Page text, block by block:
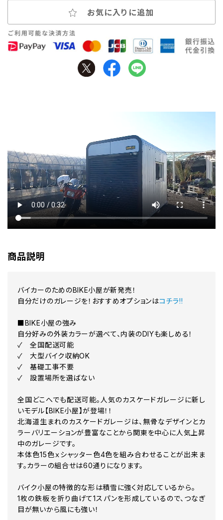
お気に入りに追加
商品説明
バイカーのためのBIKE小屋が新発売！
自分だけのガレージを！おすすめオプションはコチラ!!
■BIKE小屋の強み
自分好みの外装カラーが選べて、内装のDIYも楽しめる！
✓ 全国配送可能
✓ 大型バイク収納OK
✓ 基礎工事不要
✓ 設置場所を選ばない
全国どこへでも配送可能。人気のカスケードガレージに新し
いモデル【BIKE小屋】が登場！！
北海道生まれのカスケードガレージは、無骨なデザインとカ
ラーバリエーションが豊富なことから関東を中心に人気上昇
中のガレージです。
本体色15色ｘシャッター色4色を組み合わせることが出来ま
す。カラーの組合せは60通りになります。
バイク小屋の特徴的な形は積雪に強く対応しているから。
1枚の鉄板を折り曲げて1スパンを形成しているので、つなぎ
目が無いから風にも強い！